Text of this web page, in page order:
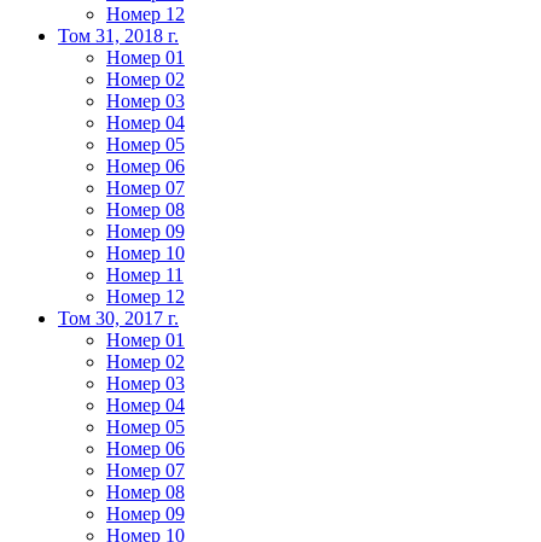
Номер 12
Том 31, 2018 г.
Номер 01
Номер 02
Номер 03
Номер 04
Номер 05
Номер 06
Номер 07
Номер 08
Номер 09
Номер 10
Номер 11
Номер 12
Том 30, 2017 г.
Номер 01
Номер 02
Номер 03
Номер 04
Номер 05
Номер 06
Номер 07
Номер 08
Номер 09
Номер 10